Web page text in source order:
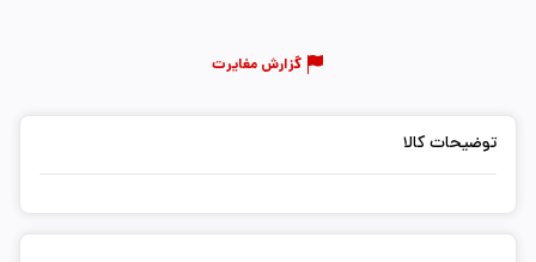
گزارش مغایرت
توضیحات کالا